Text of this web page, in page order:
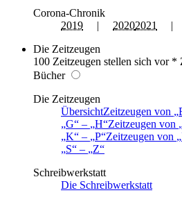
Corona-Chronik
2019 | 20202021 |
Die Zeitzeugen
100 Zeitzeugen stellen sich vor *
Bücher
Die Zeitzeugen
ÜbersichtZeitzeugen von
G
– H Zeitzeugen von
K
– P Zeitzeugen von
S
–
Z
Schreibwerkstatt
Die Schreibwerkstatt